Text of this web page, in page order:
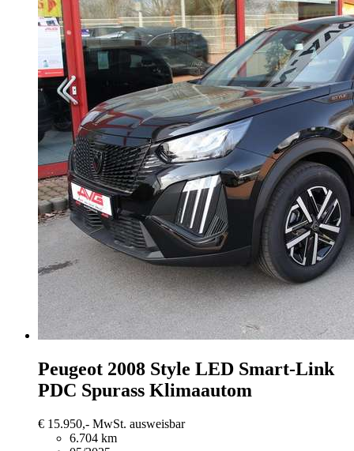
Peugeot 2008 Style LED Smart-Link
PDC Spurass Klimaautom
€ 15.950,- MwSt. ausweisbar
6.704 km